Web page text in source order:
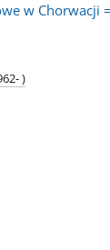
w Chorwacji
)